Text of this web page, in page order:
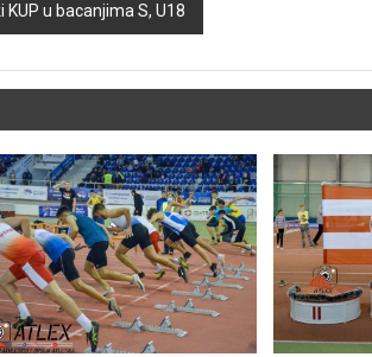
u bacanjima S, U18